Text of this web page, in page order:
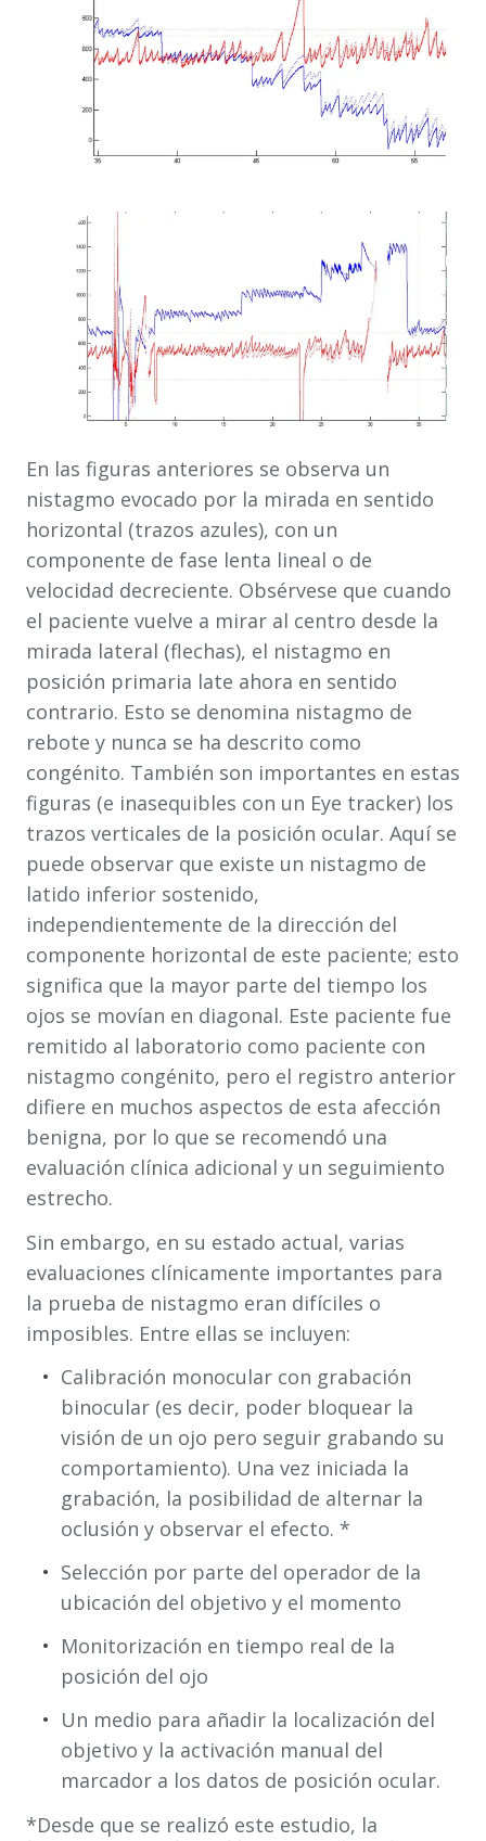
En las figuras anteriores se observa un
nistagmo evocado por la mirada en sentido
horizontal (trazos azules), con un
componente de fase lenta lineal o de
velocidad decreciente. Obsérvese que cuando
el paciente vuelve a mirar al centro desde la
mirada lateral (flechas), el nistagmo en
posición primaria late ahora en sentido
contrario. Esto se denomina nistagmo de
rebote y nunca se ha descrito como
congénito. También son importantes en estas
figuras (e inasequibles con un Eye tracker) los
trazos verticales de la posición ocular. Aquí se
puede observar que existe un nistagmo de
latido inferior sostenido,
independientemente de la dirección del
componente horizontal de este paciente; esto
significa que la mayor parte del tiempo los
ojos se movían en diagonal. Este paciente fue
remitido al laboratorio como paciente con
nistagmo congénito, pero el registro anterior
difiere en muchos aspectos de esta afección
benigna, por lo que se recomendó una
evaluación clínica adicional y un seguimiento
estrecho.
Sin embargo, en su estado actual, varias
evaluaciones clínicamente importantes para
la prueba de nistagmo eran difíciles o
imposibles. Entre ellas se incluyen:
Calibración monocular con grabación
binocular (es decir, poder bloquear la
visión de un ojo pero seguir grabando su
comportamiento). Una vez iniciada la
grabación, la posibilidad de alternar la
oclusión y observar el efecto. *
Selección por parte del operador de la
ubicación del objetivo y el momento
Monitorización en tiempo real de la
posición del ojo
Un medio para añadir la localización del
objetivo y la activación manual del
marcador a los datos de posición ocular.
*Desde que se realizó este estudio, la